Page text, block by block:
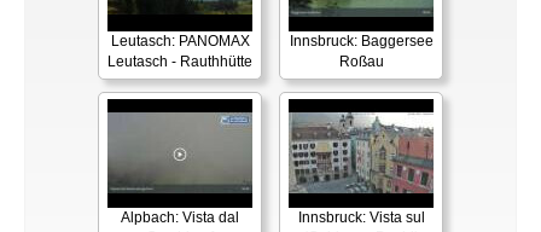
Leutasch: PANOMAX
Leutasch - Rauthhütte
Innsbruck: Baggersee
Roßau
Alpbach: Vista dal
Innsbruck: Vista sul